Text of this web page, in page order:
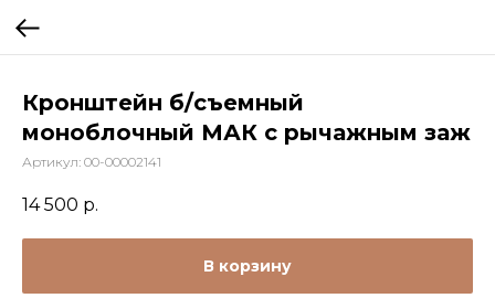
Кронштейн б/съемный
моноблочный МАК с рычажным заж
Артикул: 00-00002141
14 500 р.
В корзину